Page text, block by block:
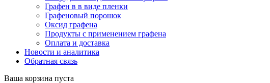
Графен в в виде пленки
Графеновый порошок
Оксид графена
Продукты с применением графена
Оплата и доставка
Новости и аналитика
Обратная связь
Ваша корзина пуста